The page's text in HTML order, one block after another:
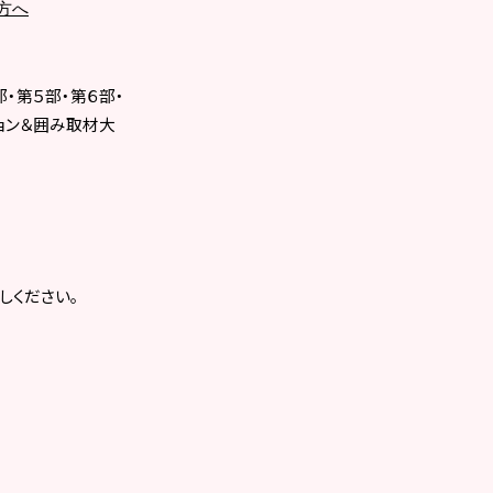
へ
第５部・第６部・
ン＆囲み取材大
ださい。